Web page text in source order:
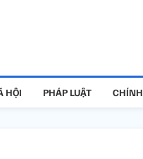
HỘI PHÁP LUẬT